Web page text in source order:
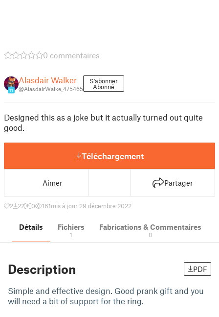
0 commentaires
11
Alasdair Walker
@AlasdairWalke_475465
S'abonner
Abonné
Designed this as a joke but it actually turned out quite
good.
Téléchargement
Aimer Partager
2 22 0 161mis à jour 29 décembre 2022
Détails Fichiers
1
Fabrications & Commentaires
0
Description PDF
Simple and effective design. Good prank gift and you
will need a bit of support for the ring.